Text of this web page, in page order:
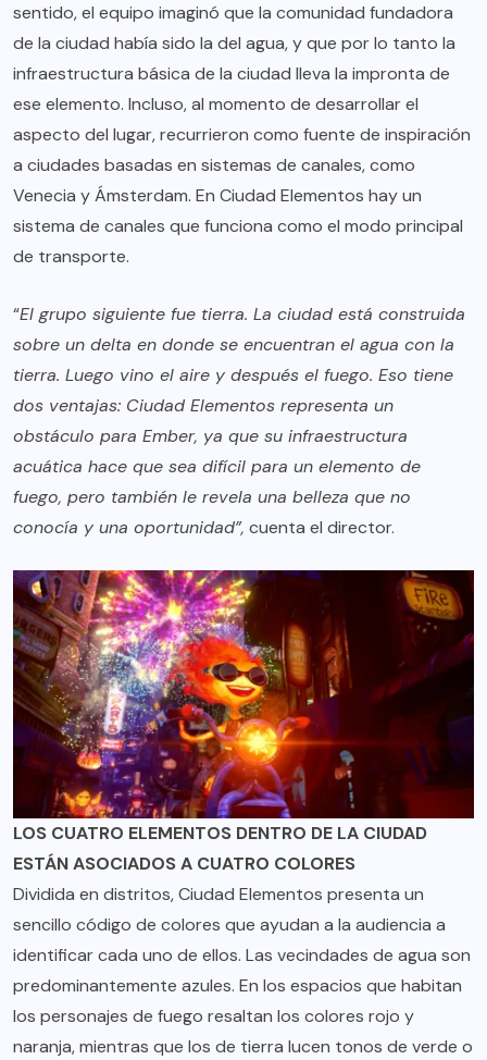
sentido, el equipo imaginó que la comunidad fundadora
de la ciudad había sido la del agua, y que por lo tanto la
infraestructura básica de la ciudad lleva la impronta de
ese elemento. Incluso, al momento de desarrollar el
aspecto del lugar, recurrieron como fuente de inspiración
a ciudades basadas en sistemas de canales, como
Venecia y Ámsterdam. En Ciudad Elementos hay un
sistema de canales que funciona como el modo principal
de transporte.
“El grupo siguiente fue tierra. La ciudad está construida
sobre un delta en donde se encuentran el agua con la
tierra. Luego vino el aire y después el fuego. Eso tiene
dos ventajas: Ciudad Elementos representa un
obstáculo para Ember, ya que su infraestructura
acuática hace que sea difícil para un elemento de
fuego, pero también le revela una belleza que no
conocía y una oportunidad”, cuenta el director.
LOS CUATRO ELEMENTOS DENTRO DE LA CIUDAD
ESTÁN ASOCIADOS A CUATRO COLORES
Dividida en distritos, Ciudad Elementos presenta un
sencillo código de colores que ayudan a la audiencia a
identificar cada uno de ellos. Las vecindades de agua son
predominantemente azules. En los espacios que habitan
los personajes de fuego resaltan los colores rojo y
naranja, mientras que los de tierra lucen tonos de verde o